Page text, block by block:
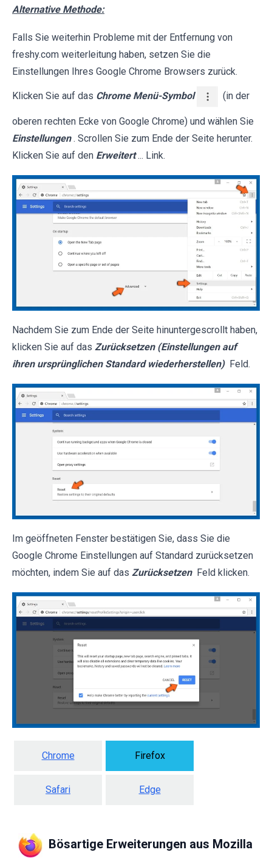
Alternative Methode:
Falls Sie weiterhin Probleme mit der Entfernung von
freshy.com weiterleitung haben, setzen Sie die
Einstellungen Ihres Google Chrome Browsers zurück.
Klicken Sie auf das Chrome Menü-Symbol (in der
oberen rechten Ecke von Google Chrome) und wählen Sie
Einstellungen . Scrollen Sie zum Ende der Seite herunter.
Klicken Sie auf den Erweitert ... Link.
Nachdem Sie zum Ende der Seite hinuntergescrollt haben,
klicken Sie auf das Zurücksetzen (Einstellungen auf
ihren ursprünglichen Standard wiederherstellen) Feld.
Im geöffneten Fenster bestätigen Sie, dass Sie die
Google Chrome Einstellungen auf Standard zurücksetzen
möchten, indem Sie auf das Zurücksetzen Feld klicken.
Chrome Firefox
Safari Edge
Bösartige Erweiterungen aus Mozilla